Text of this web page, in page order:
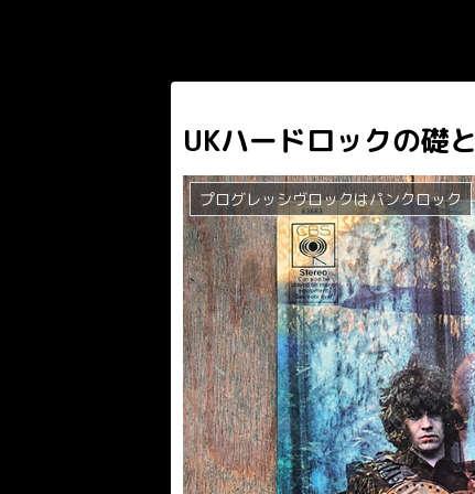
UKハードロックの礎
プログレッシヴロックはパンクロック